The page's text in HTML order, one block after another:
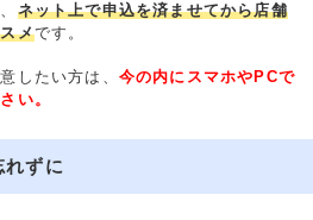
ネット上で申込を済ませてから店舗
メです。
したい方は、 今の内にスマホやPCで
い。
れずに